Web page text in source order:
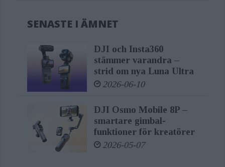
avancerade stabilisering har det aldrig
varit enklare att skapa vackert och
professionellt innehåll med en
mobiltelefon”, säger Ferdinand Wolf,
Product Experience Director på DJI.
Perfekt stabilisering i kompakt design
Osmo Mobile 7P är en kraftfull, 3-axlig
SENASTE I ÄMNET
DJI och Insta360
stämmer varandra –
strid om nya Luna Ultra
2026-06-10
DJI Osmo Mobile 8P –
smartare gimbal-
funktioner för kreatörer
2026-05-07